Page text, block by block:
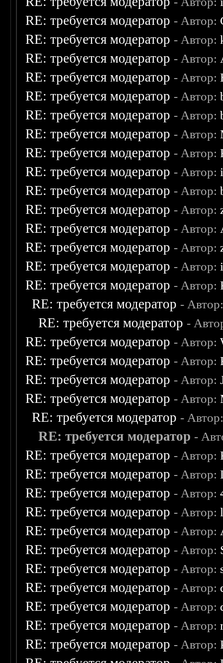
RE: требуется модератор - Автор:
RE: требуется модератор - Автор:
RE: требуется модератор - Автор:
RE: требуется модератор - Автор:
RE: требуется модератор - Автор:
RE: требуется модератор - Автор:
RE: требуется модератор - Автор:
RE: требуется модератор - Автор:
RE: требуется модератор - Автор:
RE: требуется модератор - Автор:
RE: требуется модератор - Автор:
RE: требуется модератор - Автор:
RE: требуется модератор - Автор:
RE: требуется модератор - Автор:
RE: требуется модератор - Автор:
RE: требуется модератор -
RE: требуется модератор -
RE: требуется модератор - Автор:
RE: требуется модератор - Автор:
RE: требуется модератор - Автор:
RE: требуется модератор - Автор:
RE: требуется модератор -
RE: требуется модератор -
RE: требуется модератор - Автор:
RE: требуется модератор - Автор:
RE: требуется модератор - Автор:
RE: требуется модератор - Автор:
RE: требуется модератор - Автор:
RE: требуется модератор - Автор:
RE: требуется модератор - Автор:
RE: требуется модератор - Автор:
RE: требуется модератор - Автор:
RE: требуется модератор - Автор:
RE: требуется модератор - Автор: